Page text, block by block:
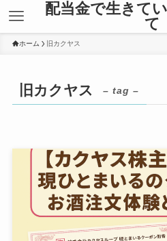
配当金で生きて
て
ホーム 旧カクヤス
旧カクヤス – tag –